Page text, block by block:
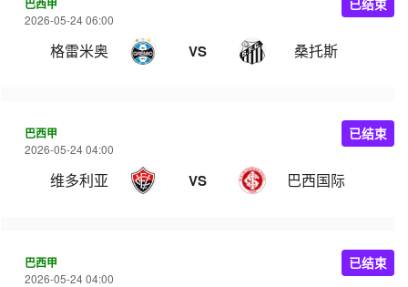
巴西甲
2026-05-24 06:00
格雷米奥 VS 桑托斯
已结束
巴西甲
2026-05-24 04:00
维多利亚 VS 巴西国际
已结束
巴西甲
2026-05-24 04:00
已结束